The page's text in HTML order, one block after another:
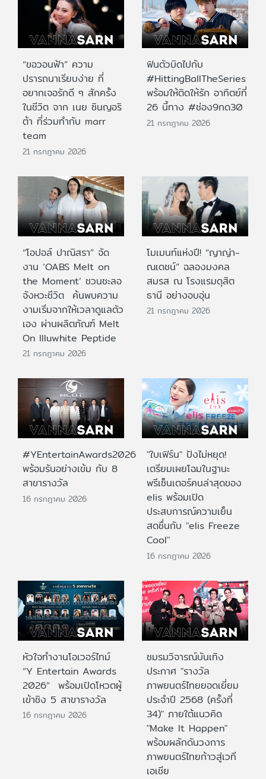
“ขอวอนฟ้า” ความ
ปรารถนาเรียบง่าย ที่
อยากเจอรักดี ๆ สักครั้ง
ในชีวิต จาก เนย ซินญอริ
ต้า ที่ร่วมทำกับ marr
team
21 กรกฎาคม 2026
ฟินตัวบิดไปกับ
#HittingBallTheSeries
พร้อมให้ติดให้รัก อาทิตย์ที่
26 นี้ทาง #ช่อง9กด30
21 กรกฎาคม 2026
“โอปอล์ ปาณิสรา” จัด
งาน ‘OABS Melt on
the Moment’ ชวนชะลอ
จังหวะชีวิต ค้นพบความ
งามเริ่มจากให้เวลาดูแลตัว
เอง ผ่านผลิตภัณฑ์ Melt
On Illuwhite Peptide
21 กรกฎาคม 2026
โมเมนท์แห่งปี! “ญาญ่า-
ณเดชน์” ฉลองมงคล
สมรส ณ โรงแรมดุสิต
ธานี อย่างอบอุ่น
21 กรกฎาคม 2026
#YEntertainAwards2026
พร้อมรันอย่างเข้ม กับ 8
สาขารางวัล
16 กรกฎาคม 2026
"ใบเฟิร์น" ปังไม่หยุด!
เตรียมเผยโฉมในฐานะ
พรีเซ็นเตอร์คนล่าสุดของ
elis พร้อมเปิด
ประสบการณ์ความเย็น
สดชื่นกับ "elis Freeze
Cool"
16 กรกฎาคม 2026
หัวใจทำงานโอเวอร์ไทม์
“Y Entertain Awards
2026” พร้อมเปิดโหวตผู้
เข้าชิง 5 สาขารางวัล
16 กรกฎาคม 2026
ชมรมวิจารณ์บันเทิง
ประกาศ "รางวัล
ภาพยนตร์ไทยยอดเยี่ยม
ประจําปี 2568 (ครั้งที่
34)" ภายใต้แนวคิด
"Make It Happen"
พร้อมผลักดันวงการ
ภาพยนตร์ไทยก้าวสู่เวที
เอเชีย